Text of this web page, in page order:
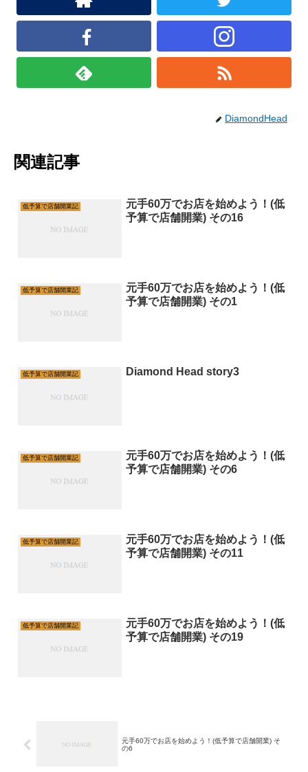
DiamondHead
関連記事
低予算で店舗開業記
元手60万でお店を始めよう！(低
予算で店舗開業) その16
低予算で店舗開業記
元手60万でお店を始めよう！(低
予算で店舗開業) その1
低予算で店舗開業記 Diamond Head story3
低予算で店舗開業記
元手60万でお店を始めよう！(低
予算で店舗開業) その6
低予算で店舗開業記
元手60万でお店を始めよう！(低
予算で店舗開業) その11
低予算で店舗開業記
元手60万でお店を始めよう！(低
予算で店舗開業) その19
元手60万でお店を始めよう！(低予算で店舗開業) そ
の6